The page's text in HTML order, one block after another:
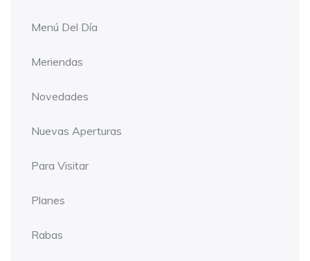
Menú Del Día
Meriendas
Novedades
Nuevas Aperturas
Para Visitar
Planes
Rabas